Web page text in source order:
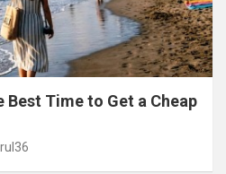
Best Time to Get a Cheap